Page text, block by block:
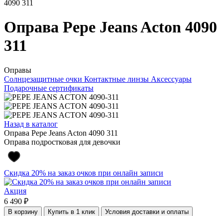
4090 311
Оправа Pepe Jeans Acton 4090
311
Оправы
Солнцезащитные очки Контактные линзы Аксессуары
Подарочные сертификаты
Назад в каталог
Оправа Pepe Jeans Acton 4090 311
Оправа подростковая для девочки
Скидка 20% на заказ очков при онлайн записи
Акция
6 490 ₽
В корзину Купить в 1 клик Условия доставки и оплаты